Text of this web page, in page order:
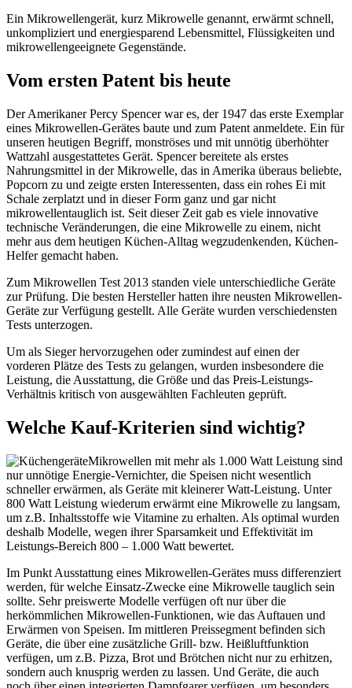
Ein Mikrowellengerät, kurz Mikrowelle genannt, erwärmt schnell,
unkompliziert und energiesparend Lebensmittel, Flüssigkeiten und
mikrowellengeeignete Gegenstände.
Vom ersten Patent bis heute
Der Amerikaner Percy Spencer war es, der 1947 das erste Exemplar
eines Mikrowellen-Gerätes baute und zum Patent anmeldete. Ein für
unseren heutigen Begriff, monströses und mit unnötig überhöhter
Wattzahl ausgestattetes Gerät. Spencer bereitete als erstes
Nahrungsmittel in der Mikrowelle, das in Amerika überaus beliebte,
Popcorn zu und zeigte ersten Interessenten, dass ein rohes Ei mit
Schale zerplatzt und in dieser Form ganz und gar nicht
mikrowellentauglich ist. Seit dieser Zeit gab es viele innovative
technische Veränderungen, die eine Mikrowelle zu einem, nicht
mehr aus dem heutigen Küchen-Alltag wegzudenkenden, Küchen-
Helfer gemacht haben.
Zum Mikrowellen Test 2013 standen viele unterschiedliche Geräte
zur Prüfung. Die besten Hersteller hatten ihre neusten Mikrowellen-
Geräte zur Verfügung gestellt. Alle Geräte wurden verschiedensten
Tests unterzogen.
Um als Sieger hervorzugehen oder zumindest auf einen der
vorderen Plätze des Tests zu gelangen, wurden insbesondere die
Leistung, die Ausstattung, die Größe und das Preis-Leistungs-
Verhältnis kritisch von ausgewählten Fachleuten geprüft.
Welche Kauf-Kriterien sind wichtig?
Mikrowellen mit mehr als 1.000 Watt Leistung sind
nur unnötige Energie-Vernichter, die Speisen nicht wesentlich
schneller erwärmen, als Geräte mit kleinerer Watt-Leistung. Unter
800 Watt Leistung wiederum erwärmt eine Mikrowelle zu langsam,
um z.B. Inhaltsstoffe wie Vitamine zu erhalten. Als optimal wurden
deshalb Modelle, wegen ihrer Sparsamkeit und Effektivität im
Leistungs-Bereich 800 – 1.000 Watt bewertet.
Im Punkt Ausstattung eines Mikrowellen-Gerätes muss differenziert
werden, für welche Einsatz-Zwecke eine Mikrowelle tauglich sein
sollte. Sehr preiswerte Modelle verfügen oft nur über die
herkömmlichen Mikrowellen-Funktionen, wie das Auftauen und
Erwärmen von Speisen. Im mittleren Preissegment befinden sich
Geräte, die über eine zusätzliche Grill- bzw. Heißluftfunktion
verfügen, um z.B. Pizza, Brot und Brötchen nicht nur zu erhitzen,
sondern auch knusprig werden zu lassen. Und Geräte, die auch